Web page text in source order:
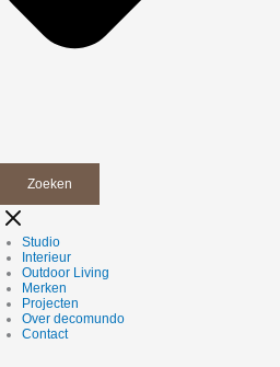
Zoeken
Studio
Interieur
Outdoor Living
Merken
Projecten
Over decomundo
Contact